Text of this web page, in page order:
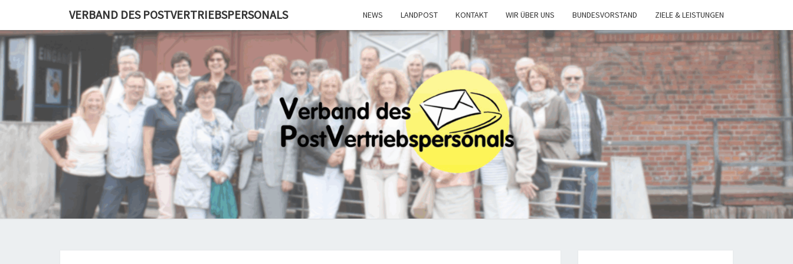
content
VERBAND DES POSTVERTRIEBSPERSONALS NEWS LANDPOST KONTAKT WIR ÜBER UNS BUNDESVORSTAND ZIELE & LEISTUNGEN
VERBAND